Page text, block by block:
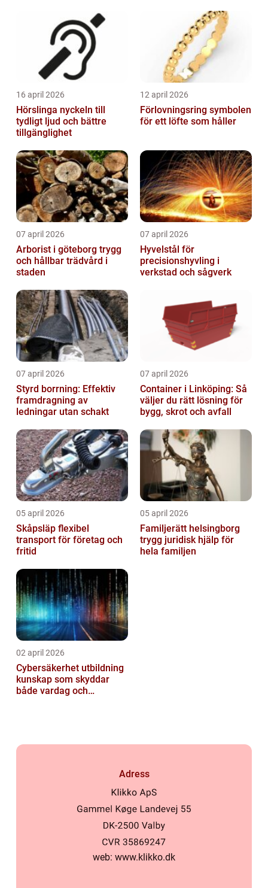
16 april 2026
Hörslinga nyckeln till
tydligt ljud och bättre
tillgänglighet
12 april 2026
Förlovningsring symbolen
för ett löfte som håller
07 april 2026
Arborist i göteborg trygg
och hållbar trädvård i
staden
07 april 2026
Hyvelstål för
precisionshyvling i
verkstad och sågverk
07 april 2026
Styrd borrning: Effektiv
framdragning av
ledningar utan schakt
07 april 2026
Container i Linköping: Så
väljer du rätt lösning för
bygg, skrot och avfall
05 april 2026
Skåpsläp flexibel
transport för företag och
fritid
05 april 2026
Familjerätt helsingborg
trygg juridisk hjälp för
hela familjen
02 april 2026
Cybersäkerhet utbildning
kunskap som skyddar
både vardag och
Adress
web: www.klikko.dk